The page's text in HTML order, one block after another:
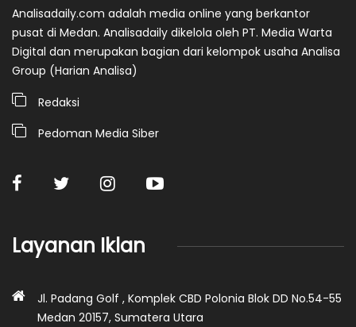
Analisadaily.com adalah media online yang berkantor
pusat di Medan. Analisadaily dikelola oleh PT. Media Warta
Digital dan merupakan bagian dari kelompok usaha Analisa
Group (Harian Analisa)
Redaksi
Pedoman Media Siber
Layanan Iklan
Jl. Padang Golf , Komplek CBD Polonia Blok DD No.54-55
Medan 20157, Sumatera Utara